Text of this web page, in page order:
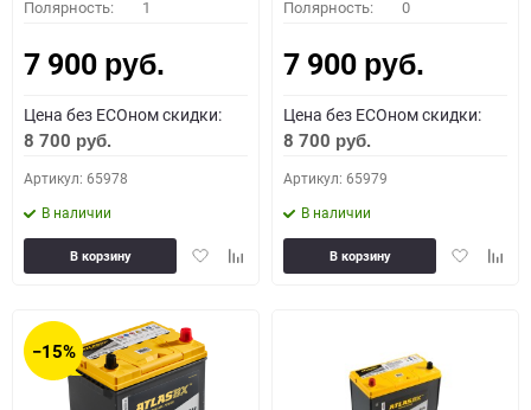
Полярность: 1
7 900 руб.
Цена без ECOном скидки:
8 700 руб.
Артикул: 65978
В наличии
ДобавитьДобавить
В корзину
Полярность: 0
7 900 руб.
Цена без ECOном скидки:
8 700 руб.
Артикул: 65979
В наличии
Добавить
В корзину
−15%